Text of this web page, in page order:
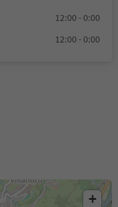
12:00 - 0:00
12:00 - 0:00
+